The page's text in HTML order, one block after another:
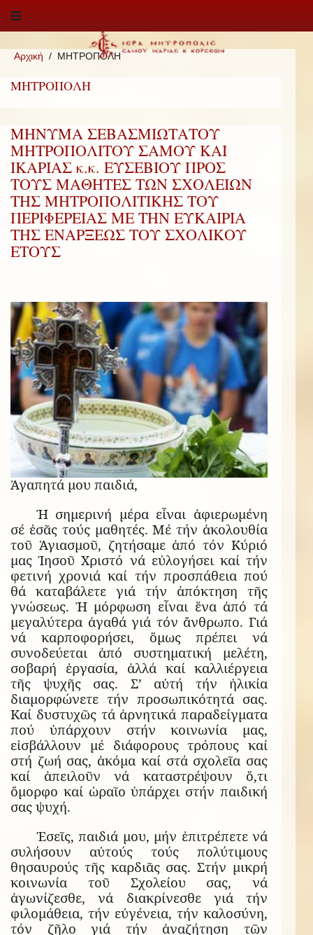
Αρχική ΜΗΤΡΟΠΟΛΗ
ΜΗΤΡΟΠΟΛΗ
ΜΗΝΥΜΑ ΣΕΒΑΣΜΙΩΤΑΤΟΥ
ΜΗΤΡΟΠΟΛΙΤΟΥ ΣΑΜΟΥ ΚΑΙ
ΙΚΑΡΙΑΣ κ.κ. ΕΥΣΕΒΙΟΥ ΠΡΟΣ
ΤΟΥΣ ΜΑΘΗΤΕΣ ΤΩΝ ΣΧΟΛΕΙΩΝ
ΤΗΣ ΜΗΤΡΟΠΟΛΙΤΙΚΗΣ ΤΟΥ
ΠΕΡΙΦΕΡΕΙΑΣ ΜΕ ΤΗΝ ΕΥΚΑΙΡΙΑ
ΤΗΣ ΕΝΑΡΞΕΩΣ ΤΟΥ ΣΧΟΛΙΚΟΥ
ΕΤΟΥΣ
Ἀγαπητά μου παιδιά,
Ἡ σημερινή μέρα εἶναι ἀφιερωμένη
σέ ἐσᾶς τούς μαθητές. Μέ τήν ἀκολουθία
τοῦ Ἁγιασμοῦ, ζητήσαμε ἀπό τόν Κύριό
μας Ἰησοῦ Χριστό νά εὐλογήσει καί τήν
φετινή χρονιά καί τήν προσπάθεια πού
θά καταβάλετε γιά τήν ἀπόκτηση τῆς
γνώσεως. Ἡ μόρφωση εἶναι ἕνα ἀπό τά
μεγαλύτερα ἀγαθά γιά τόν ἄνθρωπο. Γιά
νά καρποφορήσει, ὅμως πρέπει νά
συνοδεύεται ἀπό συστηματική μελέτη,
σοβαρή ἐργασία, ἀλλά καί καλλιέργεια
τῆς ψυχῆς σας. Σ’ αὐτή τήν ἡλικία
διαμορφώνετε τήν προσωπικότητά σας.
Καί δυστυχῶς τά ἀρνητικά παραδείγματα
πού ὑπάρχουν στήν κοινωνία μας,
εἰσβάλλουν μέ διάφορους τρόπους καί
στή ζωή σας, ἀκόμα καί στά σχολεῖα σας
καί ἀπειλοῦν νά καταστρέψουν ὅ,τι
ὄμορφο καί ὡραῖο ὑπάρχει στήν παιδική
σας ψυχή.
Ἐσεῖς, παιδιά μου, μήν ἐπιτρέπετε νά
συλήσουν αὐτούς τούς πολύτιμους
θησαυρούς τῆς καρδιᾶς σας. Στήν μικρή
κοινωνία τοῦ Σχολείου σας, νά
ἀγωνίζεσθε, νά διακρίνεσθε γιά τήν
φιλομάθεια, τήν εὐγένεια, τήν καλοσύνη,
τόν ζῆλο γιά τήν ἀναζήτηση τῶν